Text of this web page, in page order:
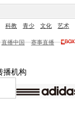
科教 青少 文化 艺术
直播中国
赛事直播
播机构